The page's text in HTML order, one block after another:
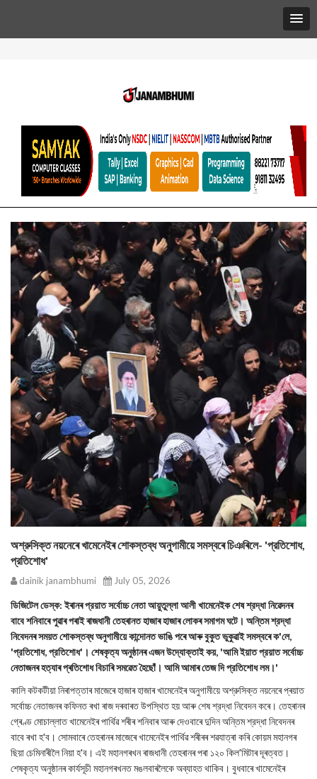
অশ্রুসিক্ত নয়নেৰে খামেনেইৰ শোকস্তব্ধ অনুগামীয়ে সমস্বৰে চিঞৰিলে- 'প্রতিশোধ,
প্রতিশোধ'
dainik janambhumi July 05, 2026
ডিজিটেল ডেস্ক: ইৰানৰ প্রয়াত সর্বোচ্চ নেতা আয়ুতুল্লা আলী খামেনেইক শেষ শ্রদ্ধা নিৱেদনৰ
বাবে শনিবাৰে পুৱাৰ পৰাই ৰাজধানী তেহৰানত হাজাৰ হাজাৰ লোকৰ সমাগম ঘটে। অন্তিম শ্রদ্ধা
নিবেদনৰ সময়ত শোকস্তব্ধ অনুগামীয়ে কান্দোনত ভাঙি পৰে আৰু বুকুত ভুকুৱাই সমস্বৰে ক'লে,
'প্রতিশোধ, প্রতিশোধ'। শেষকৃত্য অনুষ্ঠানৰ এজন উদ্যোক্তাই কয়, 'আমি ইয়াত প্রয়াত সর্বোচ্চ
নেতাজনৰ হত্যাৰ প্ৰতিশোধ বিচাৰি সমৱেত হৈছোঁ। আমি আমাৰ তেজ দি প্রতিশোধ লম।'
কালি কটকটীয়া নিৰাপত্তাৰ মাজেৰে হাজাৰ হাজাৰ খামেনেইৰ অনুগামীয়ে অশ্রুসিক্ত নয়নেৰে প্ৰয়াত
সর্বোচ্চ নেতাজনৰ কফিনত ৰখা ৰাজ দৰবাৰত উপস্থিত হয় আৰু শেষ শ্রদ্ধা নিবেদন কৰে। তেহৰানৰ
গ্ৰেণ্ড মোচাল্লাত খামেনেইৰ পাৰ্থিৱ শৰীৰ শনিবাৰ আৰু দেওবাৰে দুদিন অন্তিম শ্রদ্ধা নিবেদনৰ
বাবে ৰখা হ'ব। সোমবাৰে তেহৰানৰ মাজেৰে খামেনেইৰ পাৰ্থিৱ শৰীৰৰ শৱযাত্ৰা কৰি কোয়ম মহানগৰ
ছিয়া চেমিনাৰীলৈ নিয়া হ'ব। এই মহানগৰখন ৰাজধানী তেহৰানৰ পৰা ১২০ কিল'মিটাৰ দূৰত্বত।
শেষকৃত্য অনুষ্ঠানৰ কাৰ্যসূচী মহানগৰখনত মঙলবাৰলৈকে অব্যাহত থাকিব। বুধবাৰে খামেনেইৰ